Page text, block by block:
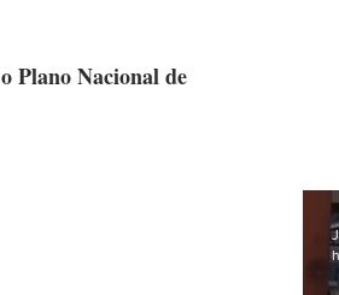
Plano Nacional de